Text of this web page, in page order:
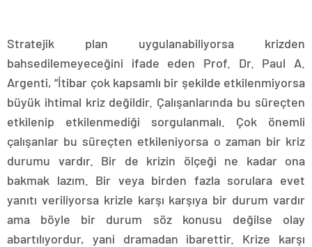
Stratejik plan uygulanabiliyorsa krizden
bahsedilemeyeceğini ifade eden Prof. Dr. Paul A.
Argenti, “İtibar çok kapsamlı bir şekilde etkilenmiyorsa
büyük ihtimal kriz değildir. Çalışanlarında bu süreçten
etkilenip etkilenmediği sorgulanmalı. Çok önemli
çalışanlar bu süreçten etkileniyorsa o zaman bir kriz
durumu vardır. Bir de krizin ölçeği ne kadar ona
bakmak lazım. Bir veya birden fazla sorulara evet
yanıtı veriliyorsa krizle karşı karşıya bir durum vardır
ama böyle bir durum söz konusu değilse olay
abartılıyordur, yani dramadan ibarettir. Krize karşı